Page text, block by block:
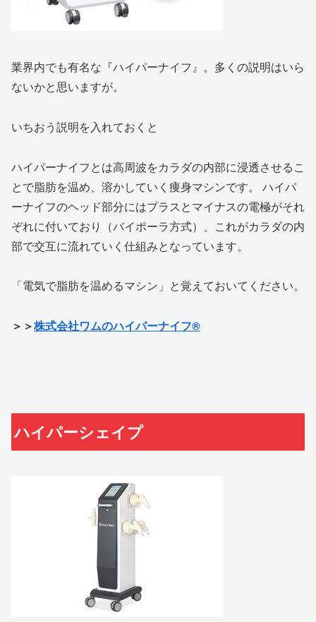
業界内でも有名な『ハイパーナイフ』。多くの説明はいら
ないかと思いますが。
いちおう説明を入れておくと
ハイパーナイフとは高周波をカラダの内部に浸透させるこ
とで脂肪を温め、溶かしていく痩身マシンです。 ハイパ
ーナイフのヘッド部分にはプラスとマイナスの電極がそれ
ぞれに付いており（バイポーラ方式）、これがカラダの内
部で交互に流れていく仕組みとなっています。
「電気で脂肪を温めるマシン」と覚えておいてください。
＞＞株式会社ワムのハイパーナイフ®
ハイパーシェイプ